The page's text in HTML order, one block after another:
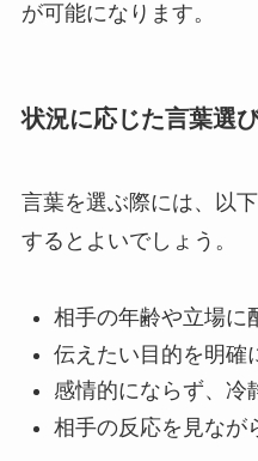
が可能になります。
状況に応じた言葉選
言葉を選ぶ際には、以
するとよいでしょう。
相手の年齢や立場に
伝えたい目的を明確
感情的にならず、冷
相手の反応を見なが